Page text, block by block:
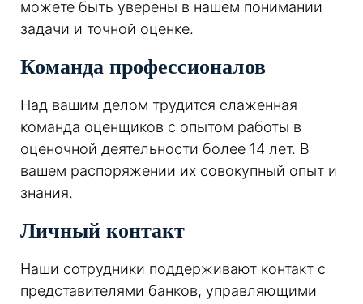
можете быть уверены в нашем понимании
задачи и точной оценке.
Команда профессионалов
Над вашим делом трудится слаженная
команда оценщиков с опытом работы в
оценочной деятельности более 14 лет. В
вашем распоряжении их совокупный опыт и
знания.
Личный контакт
Наши сотрудники поддерживают контакт с
представителями банков, управляющими